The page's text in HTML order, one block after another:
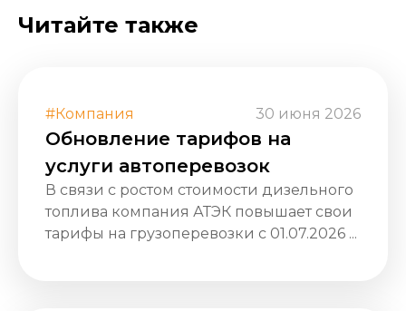
Читайте также
#Компания 30 июня 2026
Обновление тарифов на
услуги автоперевозок
В связи с ростом стоимости дизельного
топлива компания АТЭК повышает свои
тарифы на грузоперевозки с 01.07.2026 ...